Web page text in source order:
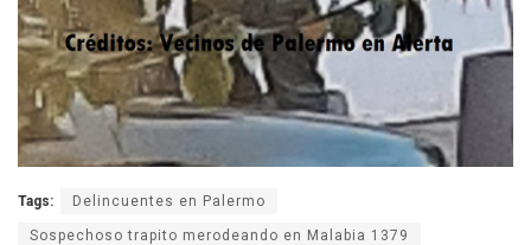
Tags: Delincuentes en Palermo
Sospechoso trapito merodeando en Malabia 1379